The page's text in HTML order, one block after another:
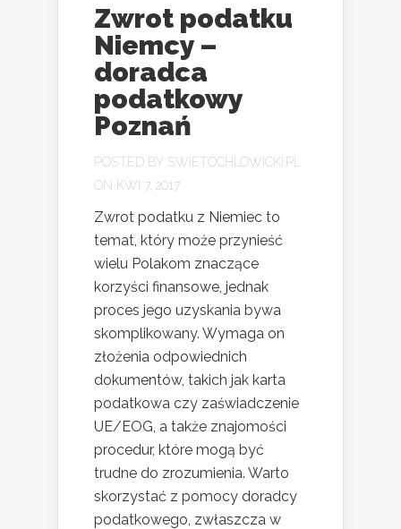
Zwrot podatku
Niemcy –
doradca
podatkowy
Poznań
POSTED BY SWIETOCHLOWICKI.PL
ON KWI 7, 2017
Zwrot podatku z Niemiec to
temat, który może przynieść
wielu Polakom znaczące
korzyści finansowe, jednak
proces jego uzyskania bywa
skomplikowany. Wymaga on
złożenia odpowiednich
dokumentów, takich jak karta
podatkowa czy zaświadczenie
UE/EOG, a także znajomości
procedur, które mogą być
trudne do zrozumienia. Warto
skorzystać z pomocy doradcy
podatkowego, zwłaszcza w